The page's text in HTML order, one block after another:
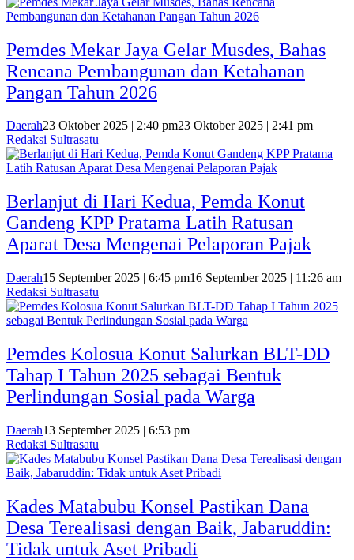
Pemdes Mekar Jaya Gelar Musdes, Bahas
Rencana Pembangunan dan Ketahanan
Pangan Tahun 2026
Daerah23 Oktober 2025 | 2:40 pm23 Oktober 2025 | 2:41 pm
Redaksi Sultrasatu
Berlanjut di Hari Kedua, Pemda Konut
Gandeng KPP Pratama Latih Ratusan
Aparat Desa Mengenai Pelaporan Pajak
Daerah15 September 2025 | 6:45 pm16 September 2025 | 11:26 am
Redaksi Sultrasatu
Pemdes Kolosua Konut Salurkan BLT-DD
Tahap I Tahun 2025 sebagai Bentuk
Perlindungan Sosial pada Warga
Daerah13 September 2025 | 6:53 pm
Redaksi Sultrasatu
Kades Matabubu Konsel Pastikan Dana
Desa Terealisasi dengan Baik, Jabaruddin:
Tidak untuk Aset Pribadi